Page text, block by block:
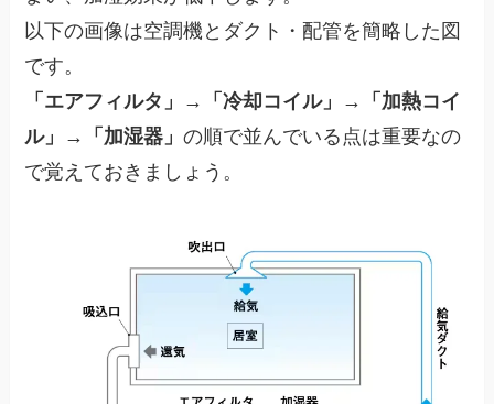
以下の画像は空調機とダクト・配管を簡略した図
です。
「エアフィルタ」→「冷却コイル」→「加熱コイ
ル」→「加湿器」の順で並んでいる点は重要なの
で覚えておきましょう。